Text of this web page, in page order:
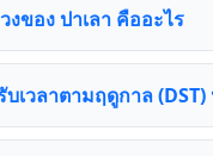
งของ ปาเลา คืออะไร
บเวลาตามฤดูกาล